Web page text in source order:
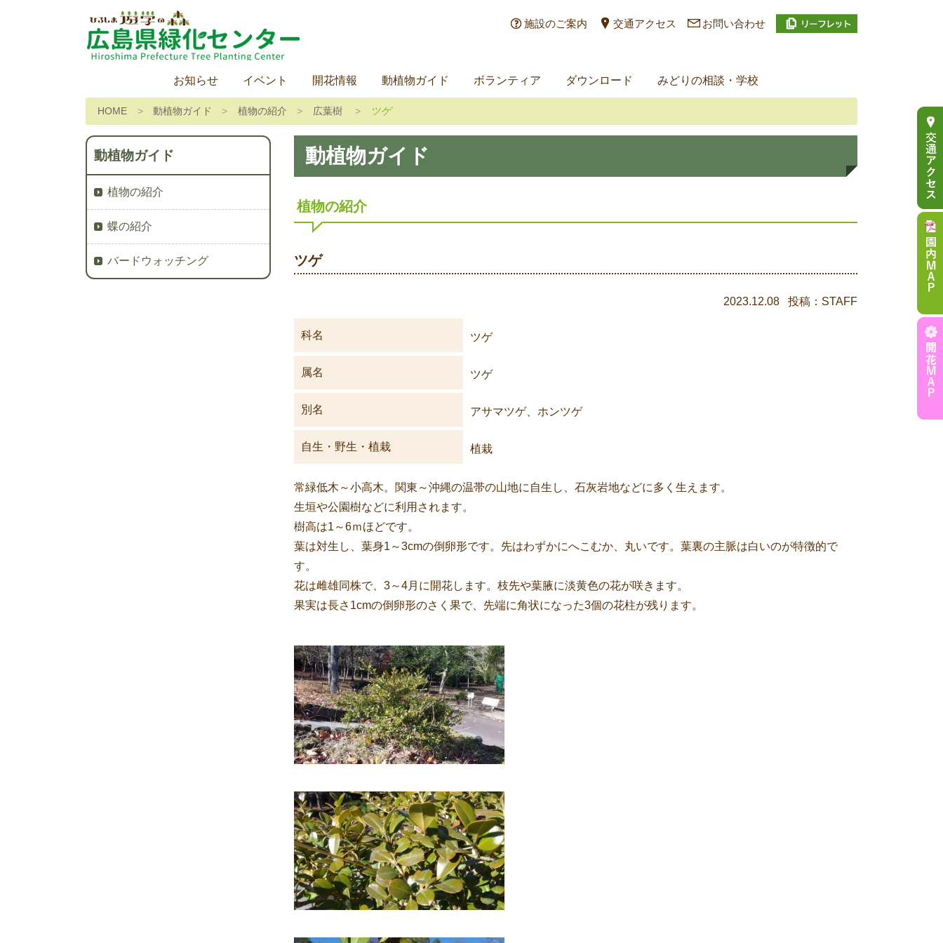
施設のご案内 交通アクセス お問い合わせ
お知らせ イベント 開花情報 動植物ガイド ボランティア ダウンロード みどりの相談・学校
HOME 動植物ガイド 植物の紹介 広葉樹 ツゲ
動植物ガイド
植物の紹介
ツゲ
2023.12.08 投稿：STAFF
科名 ツゲ
属名 ツゲ
別名 アサマツゲ、ホンツゲ
自生・野生・植栽 植栽
常緑低木～小高木。関東～沖縄の温帯の山地に自生し、石灰岩地などに多く生えます。
生垣や公園樹などに利用されます。
樹高は1～6ｍほどです。
葉は対生し、葉身1～3cmの倒卵形です。先はわずかにへこむか、丸いです。葉裏の主脈は白いのが特徴的で
す。
花は雌雄同株で、3～4月に開花します。枝先や葉腋に淡黄色の花が咲きます。
果実は長さ1cmの倒卵形のさく果で、先端に角状になった3個の花柱が残ります。
動植物ガイド
植物の紹介
蝶の紹介
バードウォッチング